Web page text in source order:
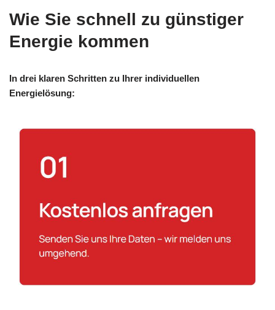
Wie Sie schnell zu günstiger
Energie kommen
In drei klaren Schritten zu Ihrer individuellen
Energielösung: